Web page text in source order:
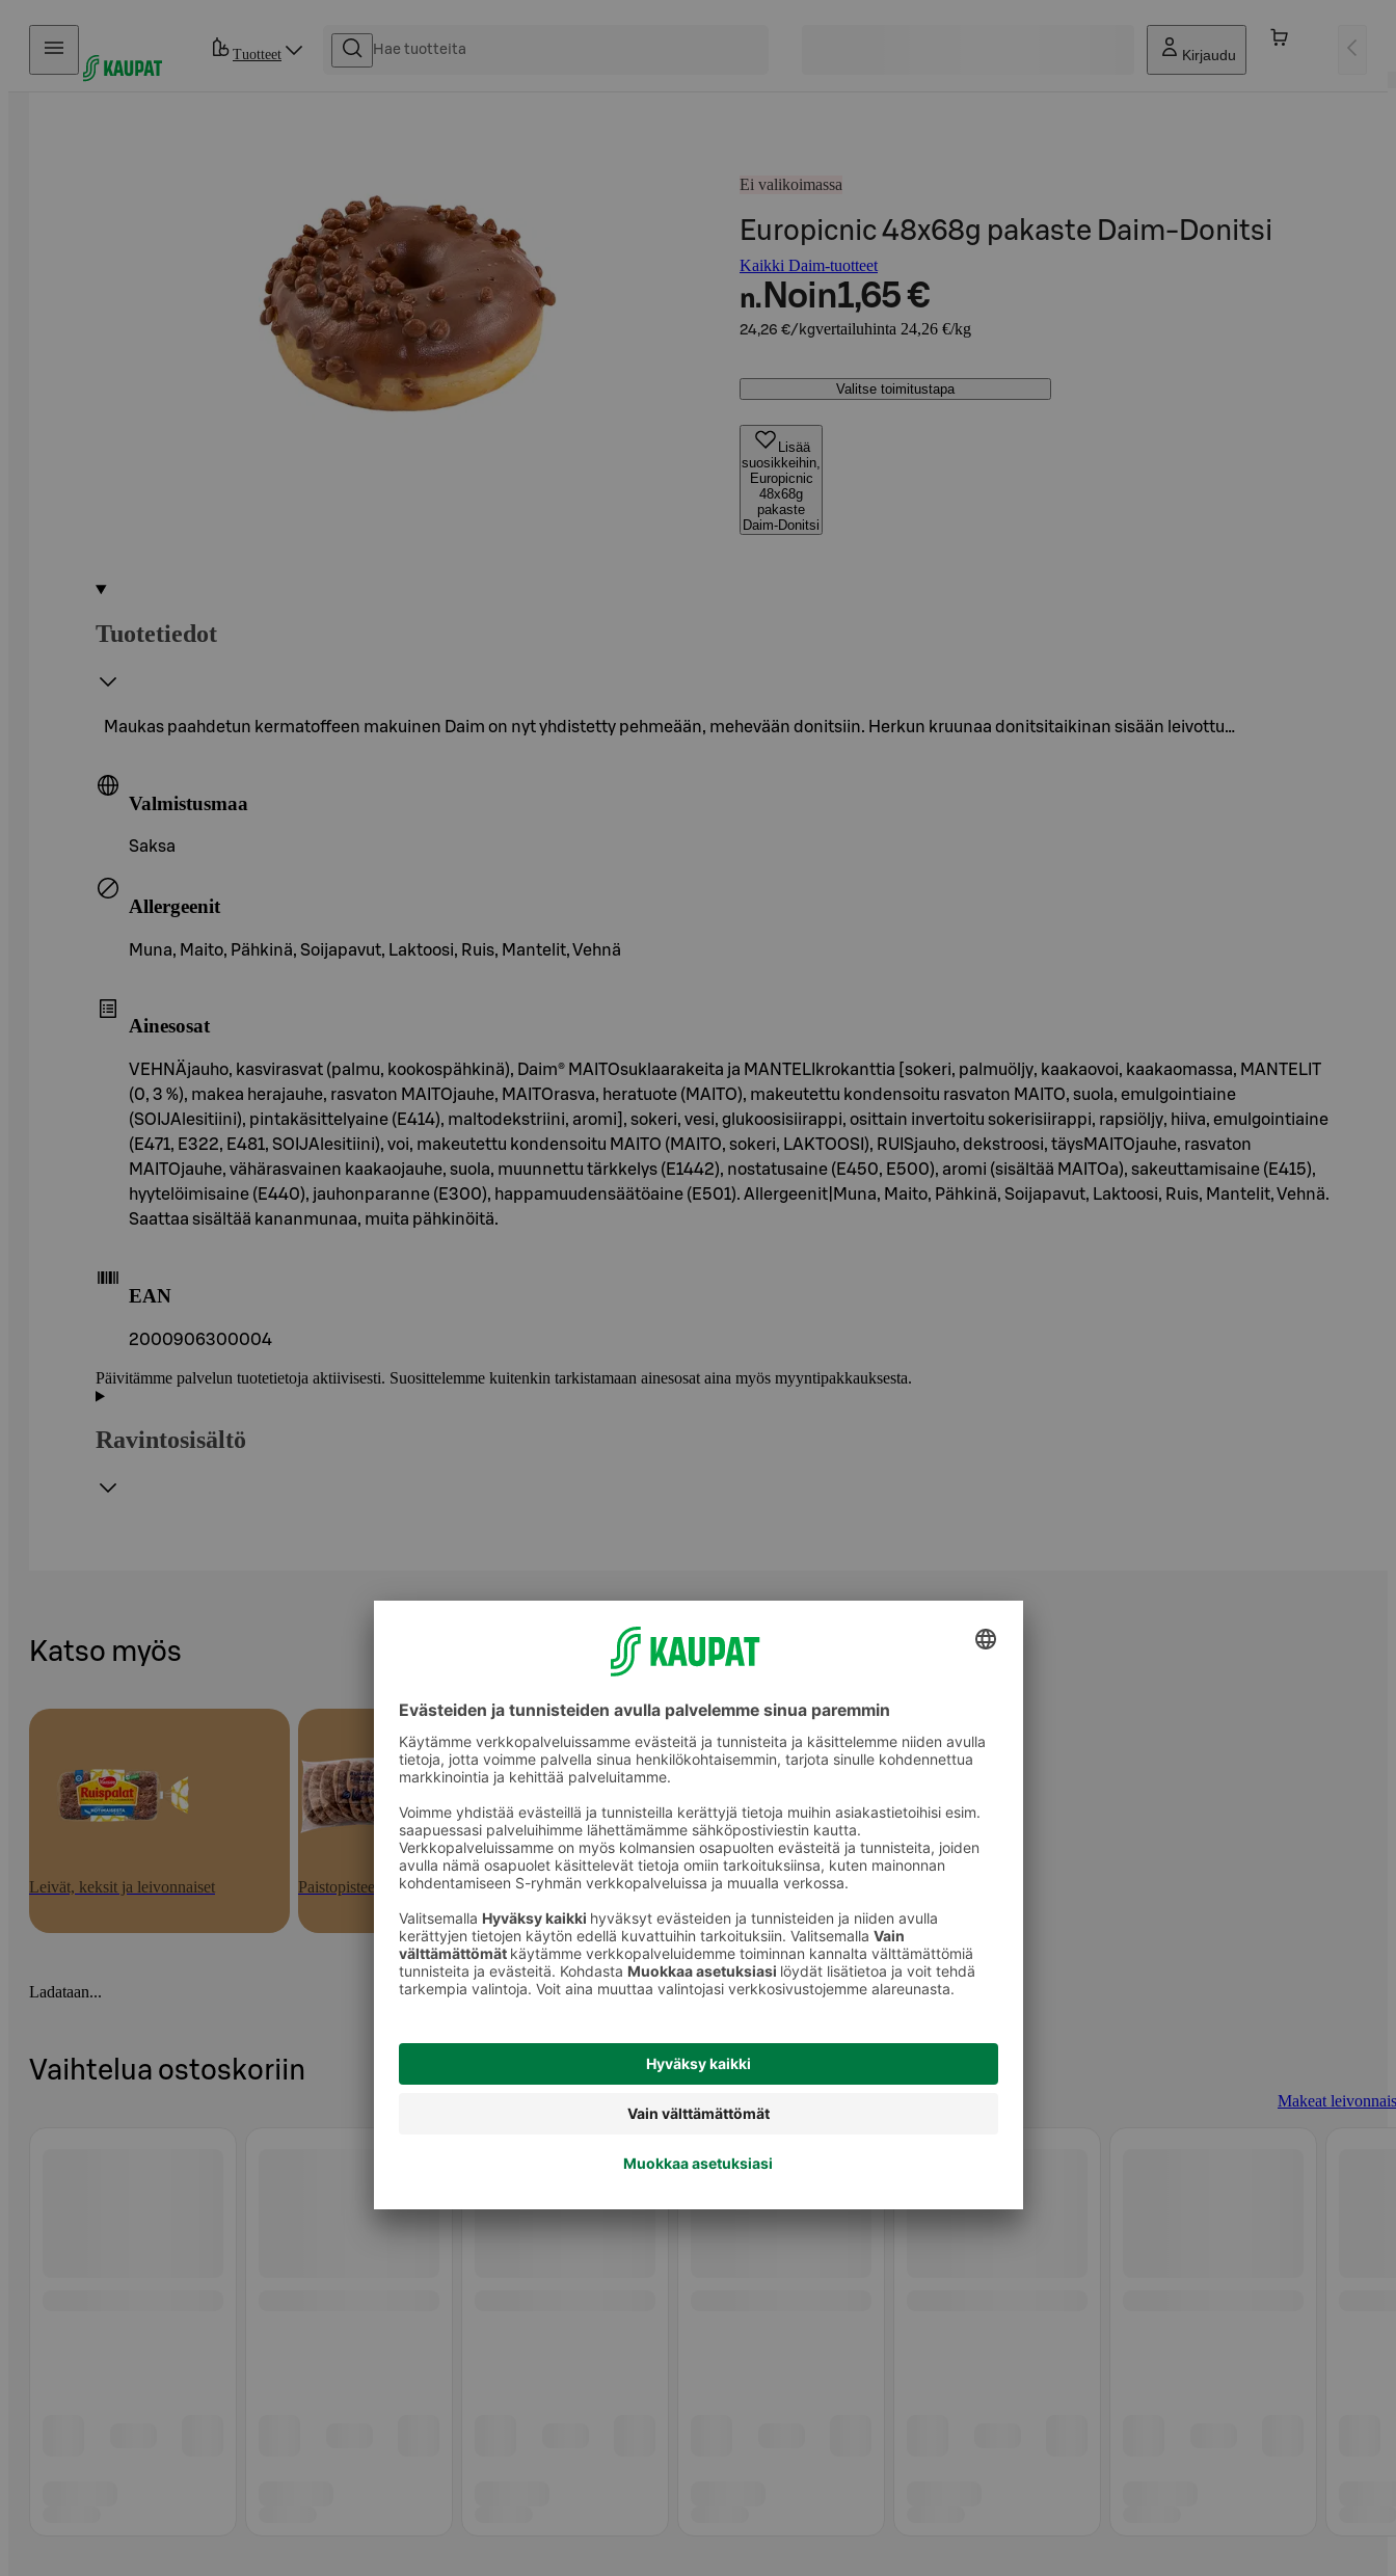
Hyppää sisältöön
Tuotteet Kirjaudu
Ei valikoimassa
Europicnic 48x68g pakaste Daim-Donitsi
Kaikki Daim-tuotteet
n. Noin1,65 €
24,26 €/kgvertailuhinta 24,26 €/kg
Valitse toimitustapa
Lisää
suosikkeihin,
Europicnic
48x68g
pakaste
Daim-Donitsi
Tuotetiedot
Maukas paahdetun kermatoffeen makuinen Daim on nyt yhdistetty pehmeään, mehevään donitsiin. Herkun kruunaa donitsitaikinan sisään leivottu…
Valmistusmaa
Saksa
Allergeenit
Muna, Maito, Pähkinä, Soijapavut, Laktoosi, Ruis, Mantelit, Vehnä
Ainesosat
VEHNÄjauho, kasvirasvat (palmu, kookospähkinä), Daim® MAITOsuklaarakeita ja MANTELIkrokanttia [sokeri, palmuöljy, kaakaovoi, kaakaomassa, MANTELIT
(0, 3 %), makea herajauhe, rasvaton MAITOjauhe, MAITOrasva, heratuote (MAITO), makeutettu kondensoitu rasvaton MAITO, suola, emulgointiaine
(SOIJAlesitiini), pintakäsittelyaine (E414), maltodekstriini, aromi], sokeri, vesi, glukoosisiirappi, osittain invertoitu sokerisiirappi, rapsiöljy, hiiva, emulgointiaine
(E471, E322, E481, SOIJAlesitiini), voi, makeutettu kondensoitu MAITO (MAITO, sokeri, LAKTOOSI), RUISjauho, dekstroosi, täysMAITOjauhe, rasvaton
MAITOjauhe, vähärasvainen kaakaojauhe, suola, muunnettu tärkkelys (E1442), nostatusaine (E450, E500), aromi (sisältää MAITOa), sakeuttamisaine (E415),
hyytelöimisaine (E440), jauhonparanne (E300), happamuudensäätöaine (E501). Allergeenit|Muna, Maito, Pähkinä, Soijapavut, Laktoosi, Ruis, Mantelit, Vehnä.
Saattaa sisältää kananmunaa, muita pähkinöitä.
EAN
2000906300004
Päivitämme palvelun tuotetietoja aktiivisesti. Suosittelemme kuitenkin tarkistamaan ainesosat aina myös myyntipakkauksesta.
Ravintosisältö
Katso myös
Leivät, keksit ja leivonnaiset Paistopisteen tuotteet Makeat leivonnaiset
Ladataan...
Vaihtelua ostoskoriin
Makeat